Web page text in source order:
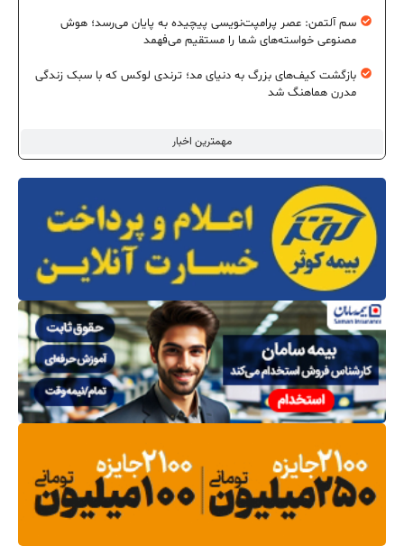
مهمترین اخبار
سم آلتمن: عصر پرامپت‌نویسی پیچیده به پایان می‌رسد؛ هوش
مصنوعی خواسته‌های شما را مستقیم می‌فهمد
بازگشت کیف‌های بزرگ به دنیای مد؛ ترندی لوکس که با سبک زندگی
مدرن هماهنگ شد